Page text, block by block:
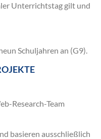
Unterrichtstag gilt und
Schuljahren an (G9).
Research-Team
basieren ausschließlich